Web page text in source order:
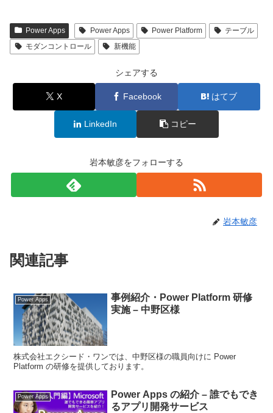
Power Apps Power Apps Power Platform
テーブル
モダンコントロール
新機能
シェアする
X Facebook はてブ
LinkedIn コピー
岩本敏彦をフォローする
岩本敏彦
関連記事
Power Apps
事例紹介・Power Platform 研修
実施 – 中野区様
株式会社エクシード・ワンでは、中野区様の職員向けに Power
Platform の研修を提供しております。
Power Apps
Power Apps の紹介 – 誰でもでき
るアプリ開発サービス